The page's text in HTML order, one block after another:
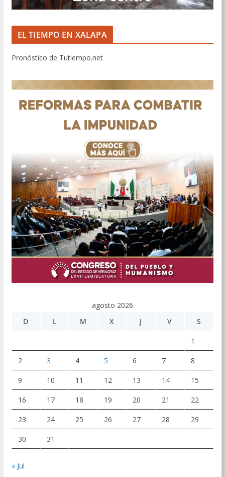
EL TIEMPO EN XALAPA
Pronóstico de Tutiempo.net
agosto 2026
D
L M X J V S
1
2 3 4 5 6 7 8
9 10 11 12 13 14 15
16 17 18 19 20 21 22
23 24 25 26 27 28 29
30 31
« Jul